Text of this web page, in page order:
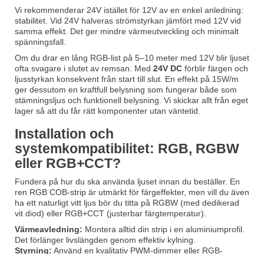
Vi rekommenderar 24V istället för 12V av en enkel anledning:
stabilitet. Vid 24V halveras strömstyrkan jämfört med 12V vid
samma effekt. Det ger mindre värmeutveckling och minimalt
spänningsfall.
Om du drar en lång RGB-list på 5–10 meter med 12V blir ljuset
ofta svagare i slutet av remsan. Med 24V DC förblir färgen och
ljusstyrkan konsekvent från start till slut. En effekt på 15W/m
ger dessutom en kraftfull belysning som fungerar både som
stämningsljus och funktionell belysning. Vi skickar allt från eget
lager så att du får rätt komponenter utan väntetid.
Installation och
systemkompatibilitet: RGB, RGBW
eller RGB+CCT?
Fundera på hur du ska använda ljuset innan du beställer. En
ren RGB COB-strip är utmärkt för färgeffekter, men vill du även
ha ett naturligt vitt ljus bör du titta på RGBW (med dedikerad
vit diod) eller RGB+CCT (justerbar färgtemperatur).
Värmeavledning: Montera alltid din strip i en aluminiumprofil.
Det förlänger livslängden genom effektiv kylning.
Styrning: Använd en kvalitativ PWM-dimmer eller RGB-